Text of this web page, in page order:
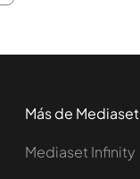
Más de Mediaset
Mediaset Infinity